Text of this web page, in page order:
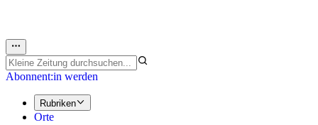
Abonnent:in werden
Rubriken
Orte